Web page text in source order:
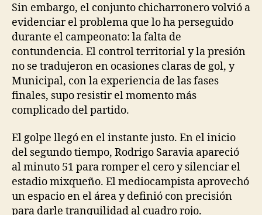
Sin embargo, el conjunto chicharronero volvió a
evidenciar el problema que lo ha perseguido
durante el campeonato: la falta de
contundencia. El control territorial y la presión
no se tradujeron en ocasiones claras de gol, y
Municipal, con la experiencia de las fases
finales, supo resistir el momento más
complicado del partido.
El golpe llegó en el instante justo. En el inicio
del segundo tiempo, Rodrigo Saravia apareció
al minuto 51 para romper el cero y silenciar el
estadio mixqueño. El mediocampista aprovechó
un espacio en el área y definió con precisión
para darle tranquilidad al cuadro rojo.